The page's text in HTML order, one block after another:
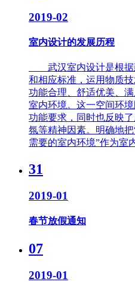
2019-02
室内设计的发展历程
武汉室内设计是根据
和相应标准，运用物质
功能合理、舒适优美、
室内环境。这一空间环
功能要求，同时也反映
氛等精神因素。明确地
需要的室内环境”作为室
31
2019-01
春节放假通知
07
2019-01